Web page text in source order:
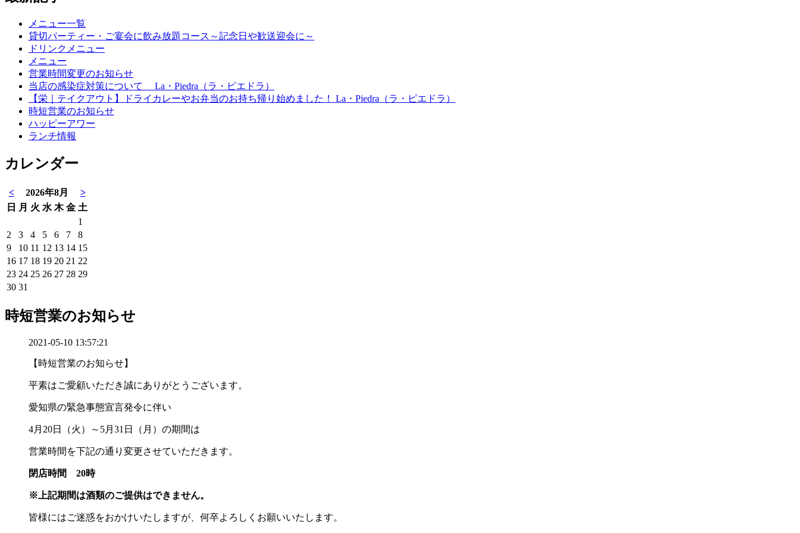
メニュー一覧
貸切パーティー・ご宴会に飲み放題コース～記念日や歓送迎会に～
ドリンクメニュー
メニュー
営業時間変更のお知らせ
当店の感染症対策について La・Piedra（ラ・ピエドラ）
【栄｜テイクアウト】ドライカレーやお弁当のお持ち帰り始めました！ La・Piedra（ラ・ピエドラ）
時短営業のお知らせ
ハッピーアワー
ランチ情報
カレンダー
< 2026年8月
>
日
月 火 水 木 金 土
1
2
3 4 5 6 7
8
9
10 11 12 13 14 15
16 17 18 19 20 21 22
23 24 25 26 27 28 29
30 31
時短営業のお知らせ
2021-05-10 13:57:21
【時短営業のお知らせ】
平素はご愛顧いただき誠にありがとうございます。
愛知県の緊急事態宣言発令に伴い
4月20日（火）～5月31日（月）の期間は
営業時間を下記の通り変更させていただきます。
閉店時間 20時
※上記期間は酒類のご提供はできません。
皆様にはご迷惑をおかけいたしますが、何卒よろしくお願いいたします。